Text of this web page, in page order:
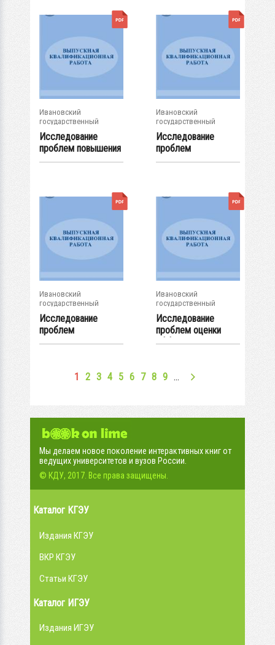
Ивановский
государственный
энергетический...
Исследование
проблем повышения
инвестиционной...
Ивановский
государственный
энергетический...
Исследование
проблем
государственной
Ивановский
государственный
энергетический...
Исследование
проблем
коммерциализации
Ивановский
государственный
энергетический...
Исследование
проблем оценки
эффективности...
1 2 3 4 5 6 7 8 9 …
Мы делаем новое поколение интерактивных книг от
ведущих университетов и вузов России.
© КДУ, 2017. Все права защищены.
Каталог КГЭУ
Издания КГЭУ
ВКР КГЭУ
Статьи КГЭУ
Каталог ИГЭУ
Издания ИГЭУ